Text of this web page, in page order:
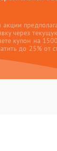
акции
через
купон на
до 25% от